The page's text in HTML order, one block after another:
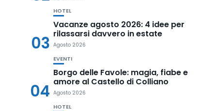
03
HOTEL
Vacanze agosto 2026: 4 idee per
rilassarsi davvero in estate
Agosto 2026
04
EVENTI
Borgo delle Favole: magia, fiabe e
amore al Castello di Colliano
Agosto 2026
HOTEL